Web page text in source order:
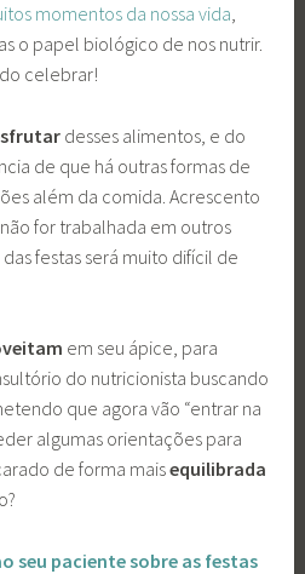
momentos da nossa vida,
o papel biológico de nos nutrir.
celebrar!
desses alimentos, e do
de que há outras formas de
além da comida. Acrescento
não for trabalhada em outros
festas será muito difícil de
em seu ápice, para
do nutricionista buscando
que agora vão “entrar na
algumas orientações para
de forma maisequilibrada
seu paciente sobre as festas